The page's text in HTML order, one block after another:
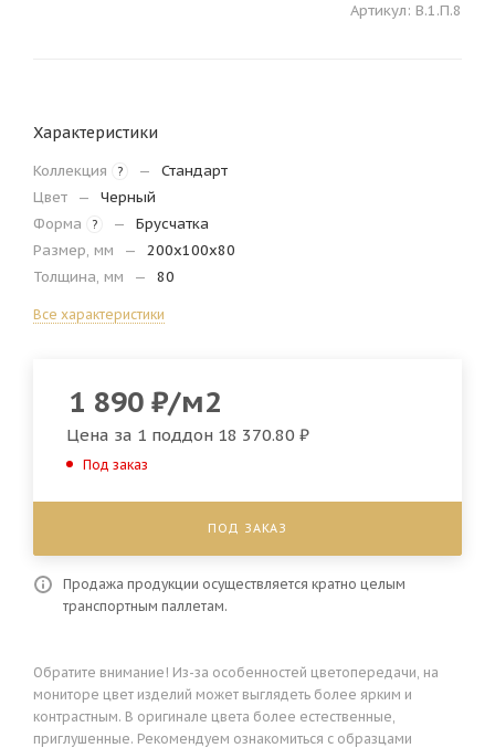
Артикул: В.1.П.8
Характеристики
Коллекция ? —
Стандарт
Цвет
—
Черный
Форма
? —
Брусчатка
Размер, мм
—
200х100х80
Толщина, мм
— 80
Все характеристики
1 890 ₽/м2
Цена за 1 поддон 18 370.80 ₽
Под заказ
ПОД ЗАКАЗ
Продажа продукции осуществляется кратно целым
транспортным паллетам.
Обратите внимание! Из-за особенностей цветопередачи, на
мониторе цвет изделий может выглядеть более ярким и
контрастным. В оригинале цвета более естественные,
приглушенные. Рекомендуем ознакомиться с образцами